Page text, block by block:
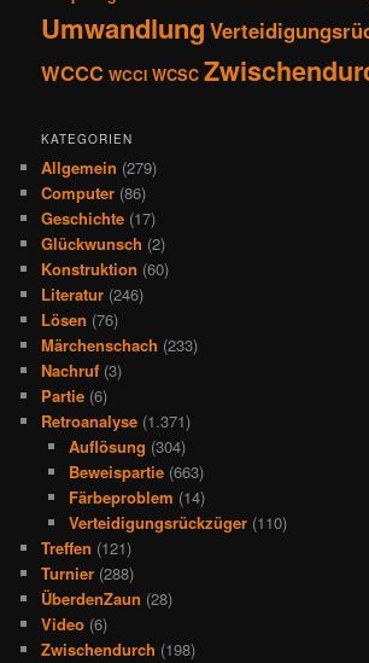
Umwandlung
WCCC WCCI WCSC
KATEGORIEN
Allgemein (279)
Computer (86)
Geschichte (17)
Glückwunsch (2)
Konstruktion (60)
Literatur (246)
Lösen (76)
Märchenschach (233)
Nachruf (3)
Partie (6)
Retroanalyse (1.371)
Auflösung (304)
Beweispartie(663)
Färbeproblem (14)
Verteidigungsrückzüger(110)
Treffen (121)
Turnier (288)
ÜberdenZaun (28)
Video (6)
Zwischendurch (198)